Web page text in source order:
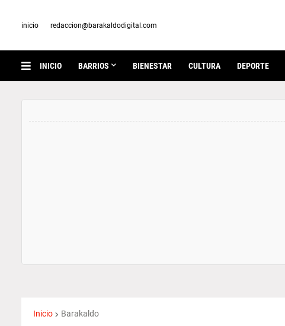
inicio redaccion@barakaldodigital.com
INICIO BARRIOS BIENESTAR CULTURA DEPORTE
Inicio Barakaldo